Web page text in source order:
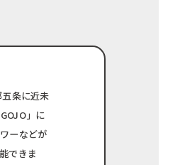
条に近未
」に
ーなどが
できま